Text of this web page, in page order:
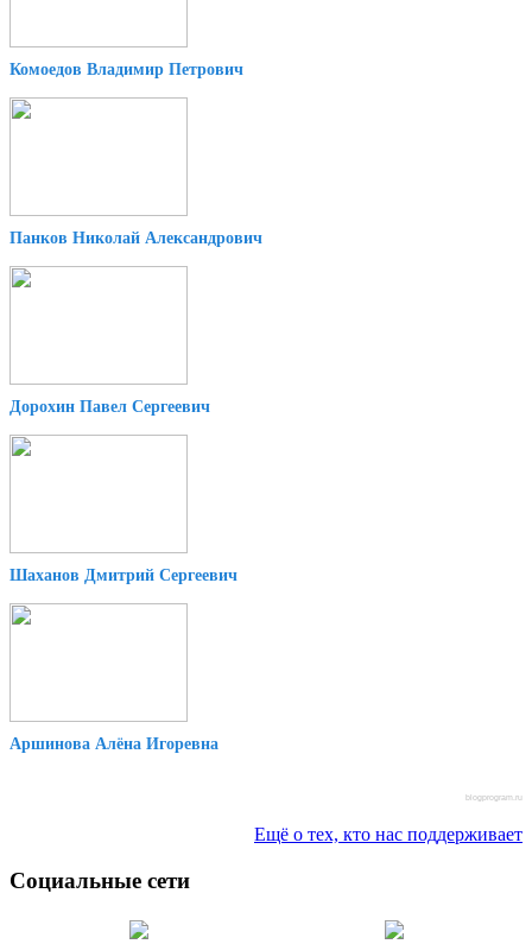
Комоедов Владимир Петрович
Панков Николай Александрович
Дорохин Павел Сергеевич
Шаханов Дмитрий Сергеевич
Аршинова Алёна Игоревна
blogprogram.ru
Ещё о тех, кто нас поддерживает
Социальные сети